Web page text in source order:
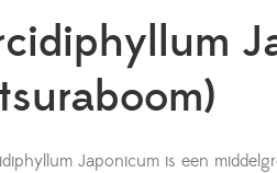
Japonicum is een